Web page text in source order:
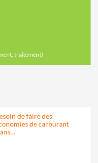
traitement)
de faire des
de carburant